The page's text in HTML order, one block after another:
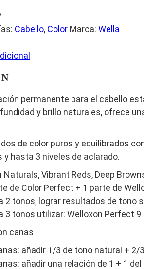
Cabello, Color Marca: Wella
permanente para el cabello
y brillo naturales, ofrece
de color puros y equilibrados
y hasta 3 niveles de aclarado.
Naturals, Vibrant Reds, Deep
de Color Perfect + 1 parte de
2 tonos, lograr resultados de
3 tonos utilizar: Welloxon Perfect 9
canas
añadir 1/3 de tono natural +
añadir una relación de 1 + 1